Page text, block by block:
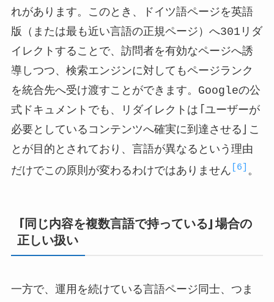
れがあります。このとき、ドイツ語ページを英語
版（または最も近い言語の正規ページ）へ301リダ
イレクトすることで、訪問者を有効なページへ誘
導しつつ、検索エンジンに対してもページランク
を統合先へ受け渡すことができます。Googleの公
式ドキュメントでも、リダイレクトは「ユーザーが
必要としているコンテンツへ確実に到達させる」こ
とが目的とされており、言語が異なるという理由
だけでこの原則が変わるわけではありません [6] 。
「同じ内容を複数言語で持っている」場合の
正しい扱い
一方で、運用を続けている言語ページ同士、つま